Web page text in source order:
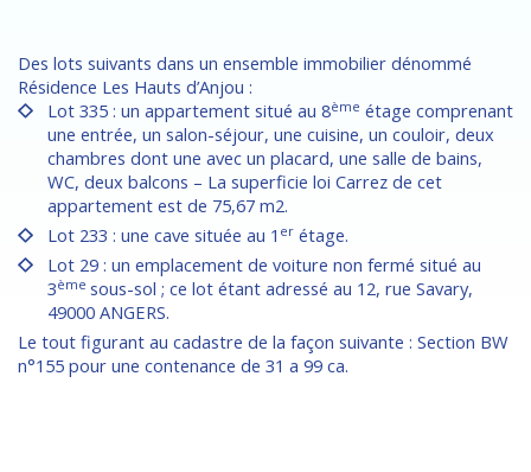
Des lots suivants dans un ensemble immobilier dénommé
Résidence Les Hauts d’Anjou :
Lot 335 : un appartement situé au 8ème étage comprenant
une entrée, un salon-séjour, une cuisine, un couloir, deux
chambres dont une avec un placard, une salle de bains,
WC, deux balcons – La superficie loi Carrez de cet
appartement est de 75,67 m2.
Lot 233 : une cave située au 1 er étage.
Lot 29 : un emplacement de voiture non fermé situé au
3ème sous-sol ; ce lot étant adressé au 12, rue Savary,
49000 ANGERS.
Le tout figurant au cadastre de la façon suivante : Section BW
n°155 pour une contenance de 31 a 99 ca.